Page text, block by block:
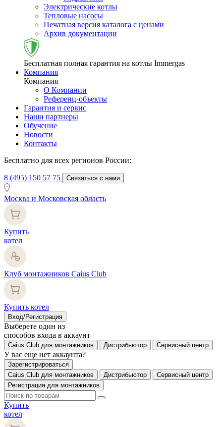
Электрические котлы
Тепловые насосы
Печатная версия каталога с ценами
Архив документации
Бесплатная полная гарантия на котлы Immergas
Компания
Компания
О Компании
Референц-объекты
Гарантия и сервис
Наши партнеры
Обучение
Новости
Контакты
Бесплатно для всех регионов России:
8 (495) 150 57 75 Связаться с нами
Москва и Московская область
Купить
котел
Клуб монтажников Caius Club
Купить котел
Вход/Регистрация
Выберете один из
способов входа в аккаунт
Caius Club для монтажников Дистрибьютор Сервисный центр
У вас еще нет аккаунта?
Зарегистрироваться
Caius Club для монтажников
Дистрибьютор
Сервисный центр
Регистрация для монтажников
Купить
котел